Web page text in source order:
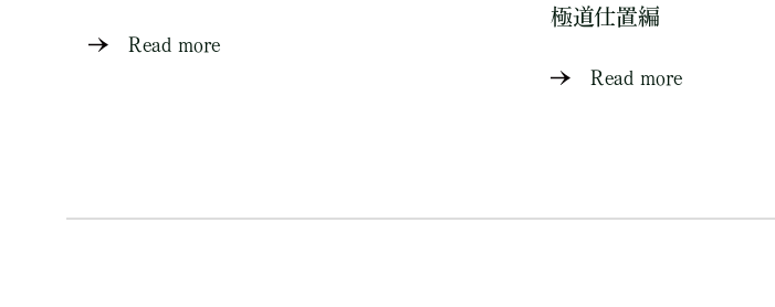
Read more
極道仕置編
Read more